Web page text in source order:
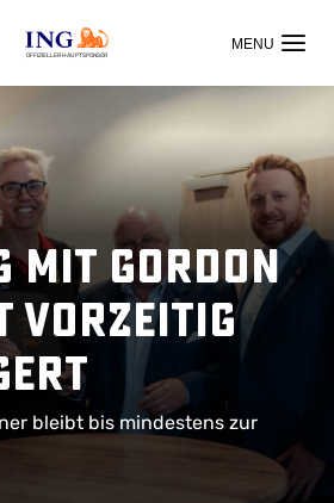
OFFIZIELLER HAUPTSPONSOR
mit Gordon
vorzeitig
bleibt bis mindestens zur